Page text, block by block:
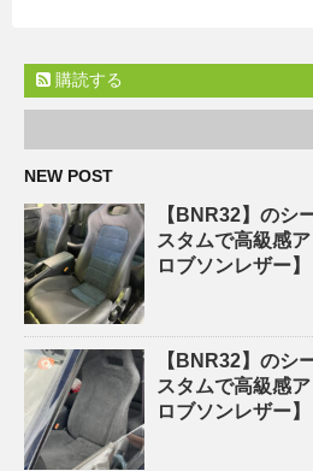
購読する
NEW POST
【BNR32】のシ
スタムで高級感
ロブソンレザー】
【BNR32】のシ
スタムで高級感
ロブソンレザー】